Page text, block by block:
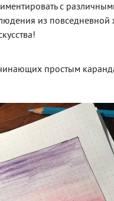
с
из повседневной
простым